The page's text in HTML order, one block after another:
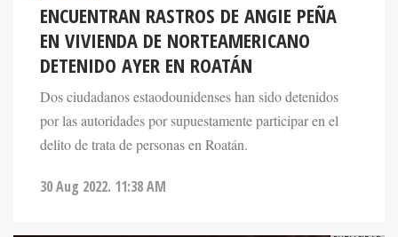
ENCUENTRAN RASTROS DE ANGIE PEÑA
EN VIVIENDA DE NORTEAMERICANO
DETENIDO AYER EN ROATÁN
Dos ciudadanos estaodounidenses han sido detenidos
por las autoridades por supuestamente participar en el
delito de trata de personas en Roatán.
30 Aug 2022. 11:38 AM